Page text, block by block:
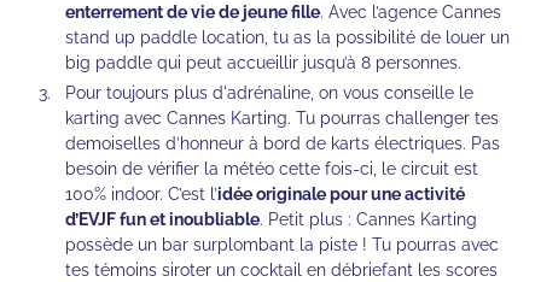
enterrement de vie de jeune fille. Avec l’agence Cannes
stand up paddle location, tu as la possibilité de louer un
big paddle qui peut accueillir jusqu’à 8 personnes.
Pour toujours plus d'adrénaline, on vous conseille le
karting avec Cannes Karting. Tu pourras challenger tes
demoiselles d’honneur à bord de karts électriques. Pas
besoin de vérifier la météo cette fois-ci, le circuit est
100% indoor. C’est l’idée originale pour une activité
d’EVJF fun et inoubliable. Petit plus : Cannes Karting
possède un bar surplombant la piste ! Tu pourras avec
tes témoins siroter un cocktail en débriefant les scores